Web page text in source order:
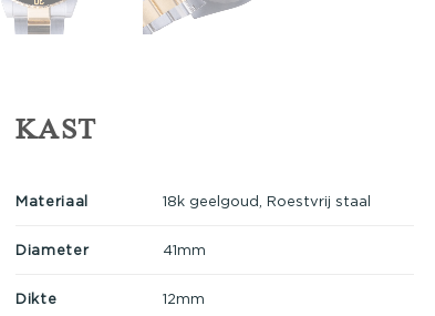
KAST
Materiaal 18k geelgoud, Roestvrij staal
Diameter 41mm
Dikte 12mm